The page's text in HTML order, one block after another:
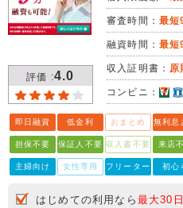
評価 :4.0
審査時間： 最短
融資時間： 最短
収入証明書： 原
コンビニ：
即日融資 低金利 おまとめ 無利息
担保不要 保証人不要 収入書不要 来店
主婦向け 女性専用 フリーター 初心
はじめての利用なら 最大30